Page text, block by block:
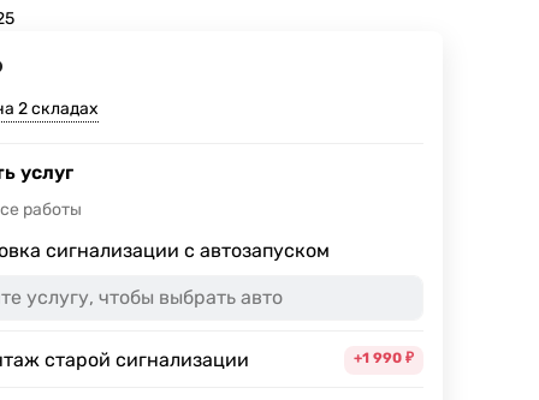
2 складах
услуг
работы
сигнализации с автозапуском
старой сигнализации +1 990₽